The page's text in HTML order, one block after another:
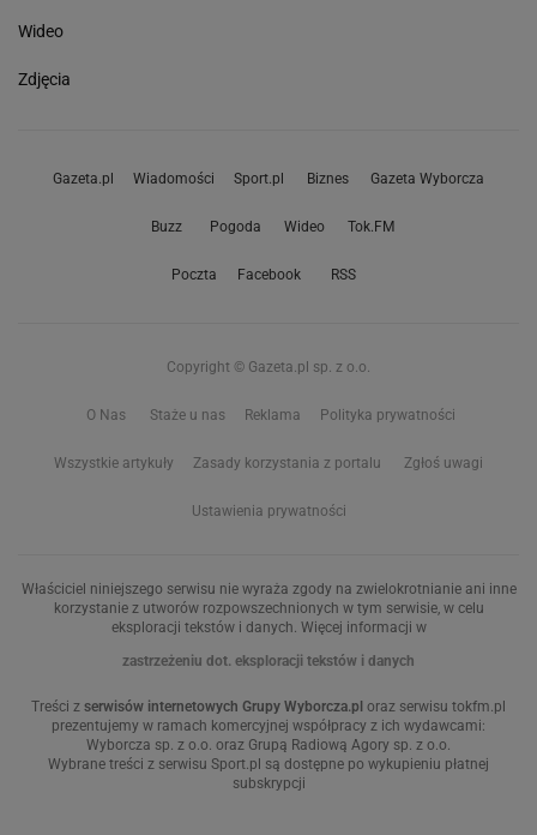
Wideo
Zdjęcia
Gazeta.pl Wiadomości Sport.pl Biznes Gazeta Wyborcza
Buzz Pogoda Wideo Tok.FM
Poczta Facebook RSS
Copyright © Gazeta.pl sp. z o.o.
O Nas Staże u nas Reklama Polityka prywatności
Wszystkie artykuły Zasady korzystania z portalu Zgłoś uwagi
Ustawienia prywatności
Właściciel niniejszego serwisu nie wyraża zgody na zwielokrotnianie ani inne
korzystanie z utworów rozpowszechnionych w tym serwisie, w celu
eksploracji tekstów i danych. Więcej informacji w
zastrzeżeniu dot. eksploracji tekstów i danych
Treści z serwisów internetowych Grupy Wyborcza.pl oraz serwisu tokfm.pl
prezentujemy w ramach komercyjnej współpracy z ich wydawcami:
Wyborcza sp. z o.o. oraz Grupą Radiową Agory sp. z o.o.
Wybrane treści z serwisu Sport.pl są dostępne po wykupieniu płatnej
subskrypcji